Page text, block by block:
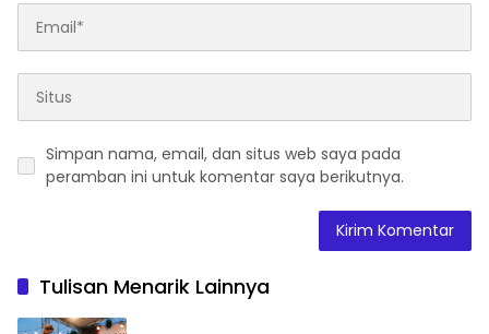
Simpan nama, email, dan situs web saya pada
peramban ini untuk komentar saya berikutnya.
Tulisan Menarik Lainnya